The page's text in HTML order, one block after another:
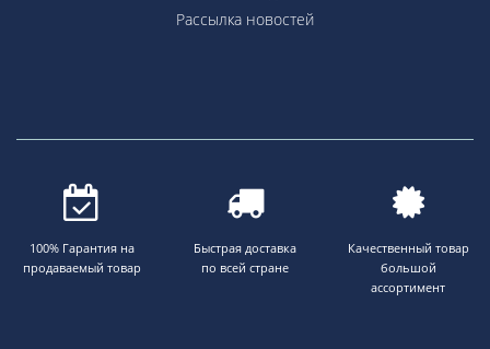
Рассылка новостей
100% Гарантия на
продаваемый товар
Быстрая доставка
по всей стране
Качественный товар
большой
ассортимент